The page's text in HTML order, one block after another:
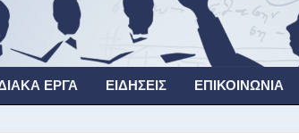
ΈΡΓΑ ΕΙΔΉΣΕΙΣ ΕΠΙΚΟΙΝΩΝΊΑ